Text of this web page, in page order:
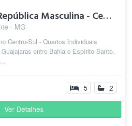
Direito UFMG - República Masculina - Centro-Sul
- MG
Centro-Sul - Quartos Individuais
entre Bahia e Espírito Santo.
5 2
Ver Detalhes